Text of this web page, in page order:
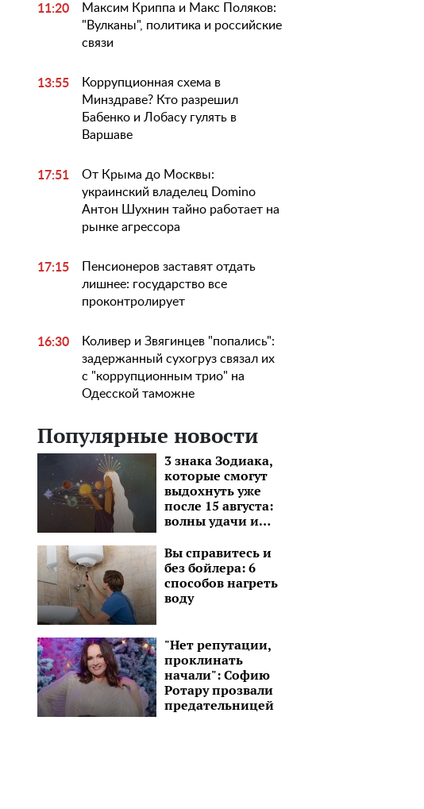
11:20
Максим Криппа и Макс Поляков:
"Вулканы", политика и российские
связи
13:55
Коррупционная схема в
Минздраве? Кто разрешил
Бабенко и Лобасу гулять в
Варшаве
17:51
От Крыма до Москвы:
украинский владелец Domino
Антон Шухнин тайно работает на
рынке агрессора
17:15
Пенсионеров заставят отдать
лишнее: государство все
проконтролирует
16:30
Коливер и Звягинцев "попались":
задержанный сухогруз связал их
с "коррупционным трио" на
Одесской таможне
Популярные новости
3 знака Зодиака,
которые смогут
выдохнуть уже
после 15 августа:
волны удачи и
Вы справитесь и
без бойлера: 6
способов нагреть
воду
"Нет репутации,
проклинать
начали": Софию
Ротару прозвали
предательницей